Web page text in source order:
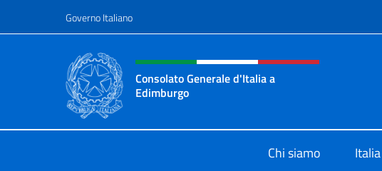
Governo Italiano
Intestazione sito, social e menù
Consolato Generale d'Italia a
Edimburgo
Chi siamo